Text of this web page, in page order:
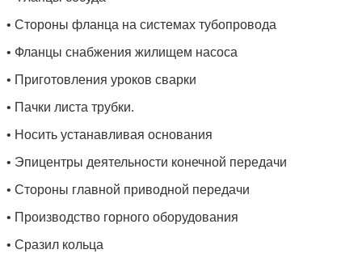
• Стороны фланца на системах тубопровода
• Фланцы снабжения жилищем насоса
• Приготовления уроков сварки
• Пачки листа трубки.
• Носить устанавливая основания
• Эпицентры деятельности конечной передачи
• Стороны главной приводной передачи
• Производство горного оборудования
• Сразил кольца